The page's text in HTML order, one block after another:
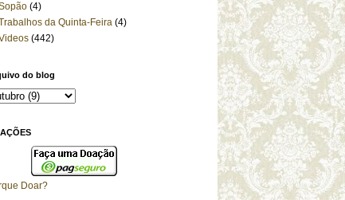
(4)
da Quinta-Feira (4)
(442)
do blog
Doar?